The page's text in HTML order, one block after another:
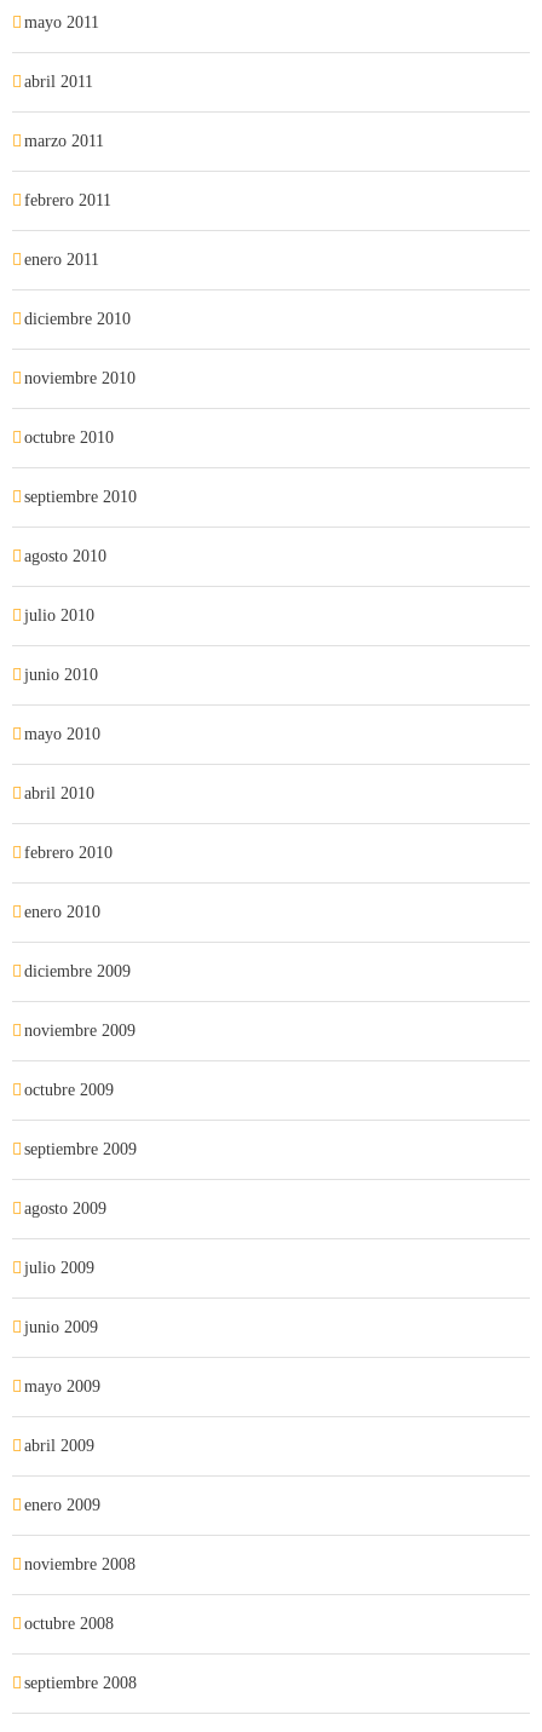
mayo 2011
abril 2011
marzo 2011
febrero 2011
enero 2011
diciembre 2010
noviembre 2010
octubre 2010
septiembre 2010
agosto 2010
julio 2010
junio 2010
mayo 2010
abril 2010
febrero 2010
enero 2010
diciembre 2009
noviembre 2009
octubre 2009
septiembre 2009
agosto 2009
julio 2009
junio 2009
mayo 2009
abril 2009
enero 2009
noviembre 2008
octubre 2008
septiembre 2008